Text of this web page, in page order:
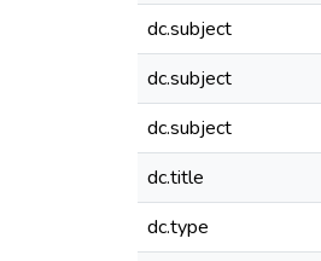
dc.subject
dc.subject
dc.subject
dc.title
dc.type